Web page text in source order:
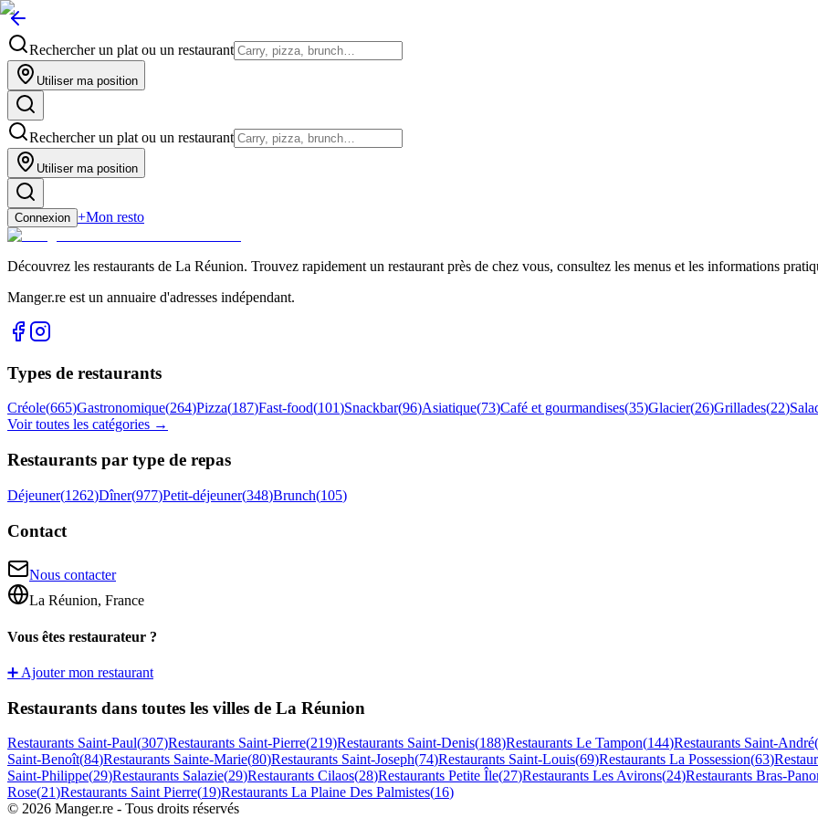
Rechercher un plat ou un restaurant
Utiliser ma position
Rechercher un plat ou un restaurant
Utiliser ma position
Connexion +Mon resto
Découvrez les restaurants de La Réunion. Trouvez rapidement un restaurant près de chez vous, consultez les menus et les informations
Manger.re est un annuaire d'adresses indépendant.
Types de restaurants
Créole(665)Gastronomique(264)Pizza(187)Fast-food(101)Snackbar(96)Asiatique(73)Café et gourmandises(35)Glacier(26)Grillades(22)
Voir toutes les catégories →
Restaurants par type de repas
Déjeuner(1262)Dîner(977)Petit-déjeuner(348)Brunch(105)
Contact
Nous contacter
La Réunion, France
Vous êtes restaurateur ?
➕ Ajouter mon restaurant
Restaurants dans toutes les villes de La Réunion
Restaurants Saint-Paul(307)Restaurants Saint-Pierre(219)Restaurants Saint-Denis(188)Restaurants Le Tampon(144)Restaurants Saint-André(
Saint-Benoît(84)Restaurants Sainte-Marie(80)Restaurants Saint-Joseph(74)Restaurants Saint-Louis(69)Restaurants La Possession(63)
Saint-Philippe(29)Restaurants Salazie(29)Restaurants Cilaos(28)Restaurants Petite Île(27)Restaurants Les Avirons(24)Restaurants Bras-
Rose(21)Restaurants Saint Pierre(19)Restaurants La Plaine Des Palmistes(16)
© 2026 Manger.re - Tous droits réservés